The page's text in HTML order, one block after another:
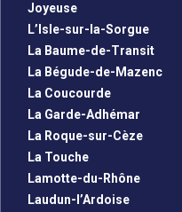
Joyeuse
L’Isle-sur-la-Sorgue
La Baume-de-Transit
La Bégude-de-Mazenc
La Coucourde
La Garde-Adhémar
La Roque-sur-Cèze
La Touche
Lamotte-du-Rhône
Laudun-l’Ardoise